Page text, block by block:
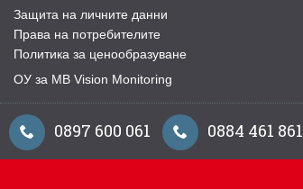
Защита на личните данни
Права на потребителите
Политика за ценообразуване
ОУ за MB Vision Monitoring
0897 600 061 0884 461 861